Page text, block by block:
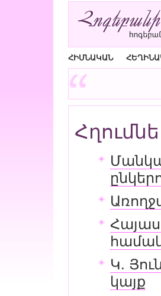
ՀԻՄՆԱԿԱՆ
Կ.
կայք